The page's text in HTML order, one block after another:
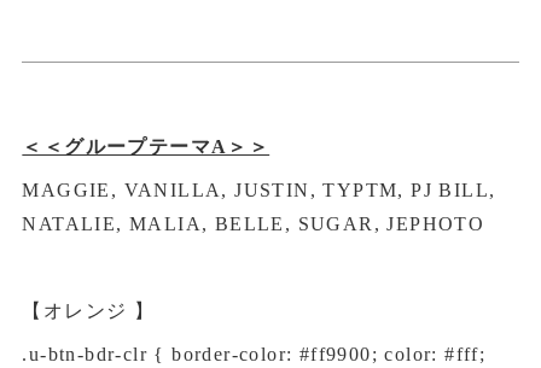
＜＜グループテーマA＞＞
MAGGIE, VANILLA, JUSTIN, TYPTM, PJ BILL,
NATALIE, MALIA, BELLE, SUGAR, JEPHOTO
【オレンジ 】
.u-btn-bdr-clr { border-color: #ff9900; color: #fff;